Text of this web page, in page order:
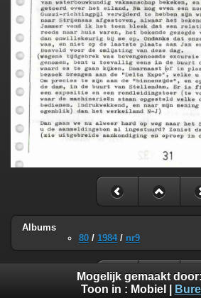
Albums
80 / 1984/ nr9
Mogelijk gemaakt door:
Toon in : Mobiel